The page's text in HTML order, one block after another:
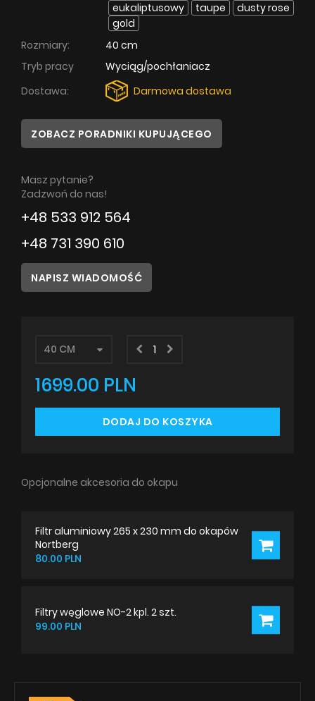
Serwis
Instrukcje
eukaliptusowy
taupe
dusty rose
gold
Rozmiary:
40 cm
Tryb pracy
Wyciąg/pochłaniacz
Dostawa:
Darmowa dostawa
ZOBACZ PORADNIKI KUPUJĄCEGO
Masz pytanie?
Zadzwoń do nas!
+48 533 912 564
+48 731 390 610
NAPISZ WIADOMOŚĆ
1699.00 PLN
DODAJ DO KOSZYKA
Opcjonalne akcesoria do okapu
Filtr aluminiowy 265 x 230 mm do okapów
Nortberg
80.00 PLN
Filtry węglowe NO-2 kpl. 2 szt.
99.00 PLN